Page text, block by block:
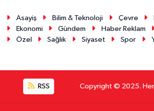
Asayiş Bilim & Teknoloji Çevre
Ekonomi
Gündem Haber Reklam
Özel
Sağlık Siyaset Spor
RSS Copyright © 2025. Her